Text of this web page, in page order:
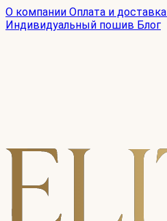
О компании Оплата и доставка
Индивидуальный пошив Блог